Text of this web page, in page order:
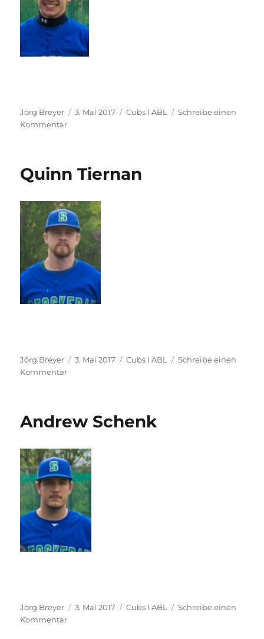
Autor
Jörg Breyer
Veröffentlicht
3. Mai 2017 Kategorien
Cubs I ABL
Schreibe einen
Kommentarzu
Quinn Tiernan
Autor
Jörg Breyer
Veröffentlicht
3. Mai 2017 Kategorien
Cubs I ABL
Schreibe einen
Kommentarzu
Andrew Schenk
Autor
Jörg Breyer
Veröffentlicht
3. Mai 2017 Kategorien
Cubs I ABL
Schreibe einen
Kommentarzu